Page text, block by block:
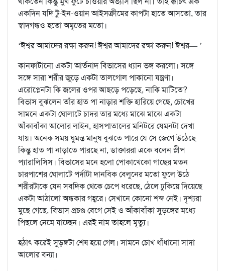
একদিন যদি টু-ইন-ওয়ান আইসক্রীমের কাপটা হাতে আসতো, তার
স্বাদগন্ধও হতো অমৃতের মতো।
‘ঈশ্বর আমাদের রক্ষা করুন! ঈশ্বর আমাদের রক্ষা করুন! ঈশ্বর— ’
কানফাটানো একটা আর্তনাদ বিভাসের ধ্যান ভঙ্গ করলো। সঙ্গে
সঙ্গে সারা শরীর জুড়ে একটা তালগোল পাকানো যন্ত্রণা।
এরোপ্লেনটা কি জলের ওপর আছড়ে পড়েছে, নাকি মাটিতে?
বিভাস বুঝলেন তাঁর হাত পা নাড়ার শক্তি হারিয়ে গেছে, চোখের
সামনে একটা ঘোলাটে চাদর তার মধ্যে মাঝে মাঝে একটা
আঁকাবাঁকা আলোর লাইন, হাসপাতালের মনিটরে যেমনটা দেখা
যায়। অনেক সময় ঘুমন্ত মানুষ বুঝতে পারে যে সে জেগে উঠেছে
কিন্তু হাত পা নাড়াতে পারছে না, ডাক্তাররা একে বলেন স্লীপ
প্যারালিসিস। বিভাসের মনে হলো পোকাখেকো গাছের মতন
চারপাশের ঘোলাটে পর্দাটা দানবিক বেলুনের মতো ফুলে উঠে
শরীরটাকে যেন সবদিক থেকে চেপে ধরেছে, ঠেলে ঢুকিয়ে দিয়েছে
একটা আঠালো অন্ধকার গহ্বরে। সেখানে কোনো শব্দ নেই। দৃশ্যরা
মুছে গেছে, বিভাস প্রচণ্ড বেগে সেই ও আঁকাবাঁকা সুড়ঙ্গের মধ্যে
পিছলে নেমে যাচ্ছেন। এরই নাম তাহলে মৃত্যু।
হঠাৎ করেই সুড়ঙ্গটা শেষ হয়ে গেল। সামনে চোখ ধাঁধানো সাদা
আলোর বন্যা।